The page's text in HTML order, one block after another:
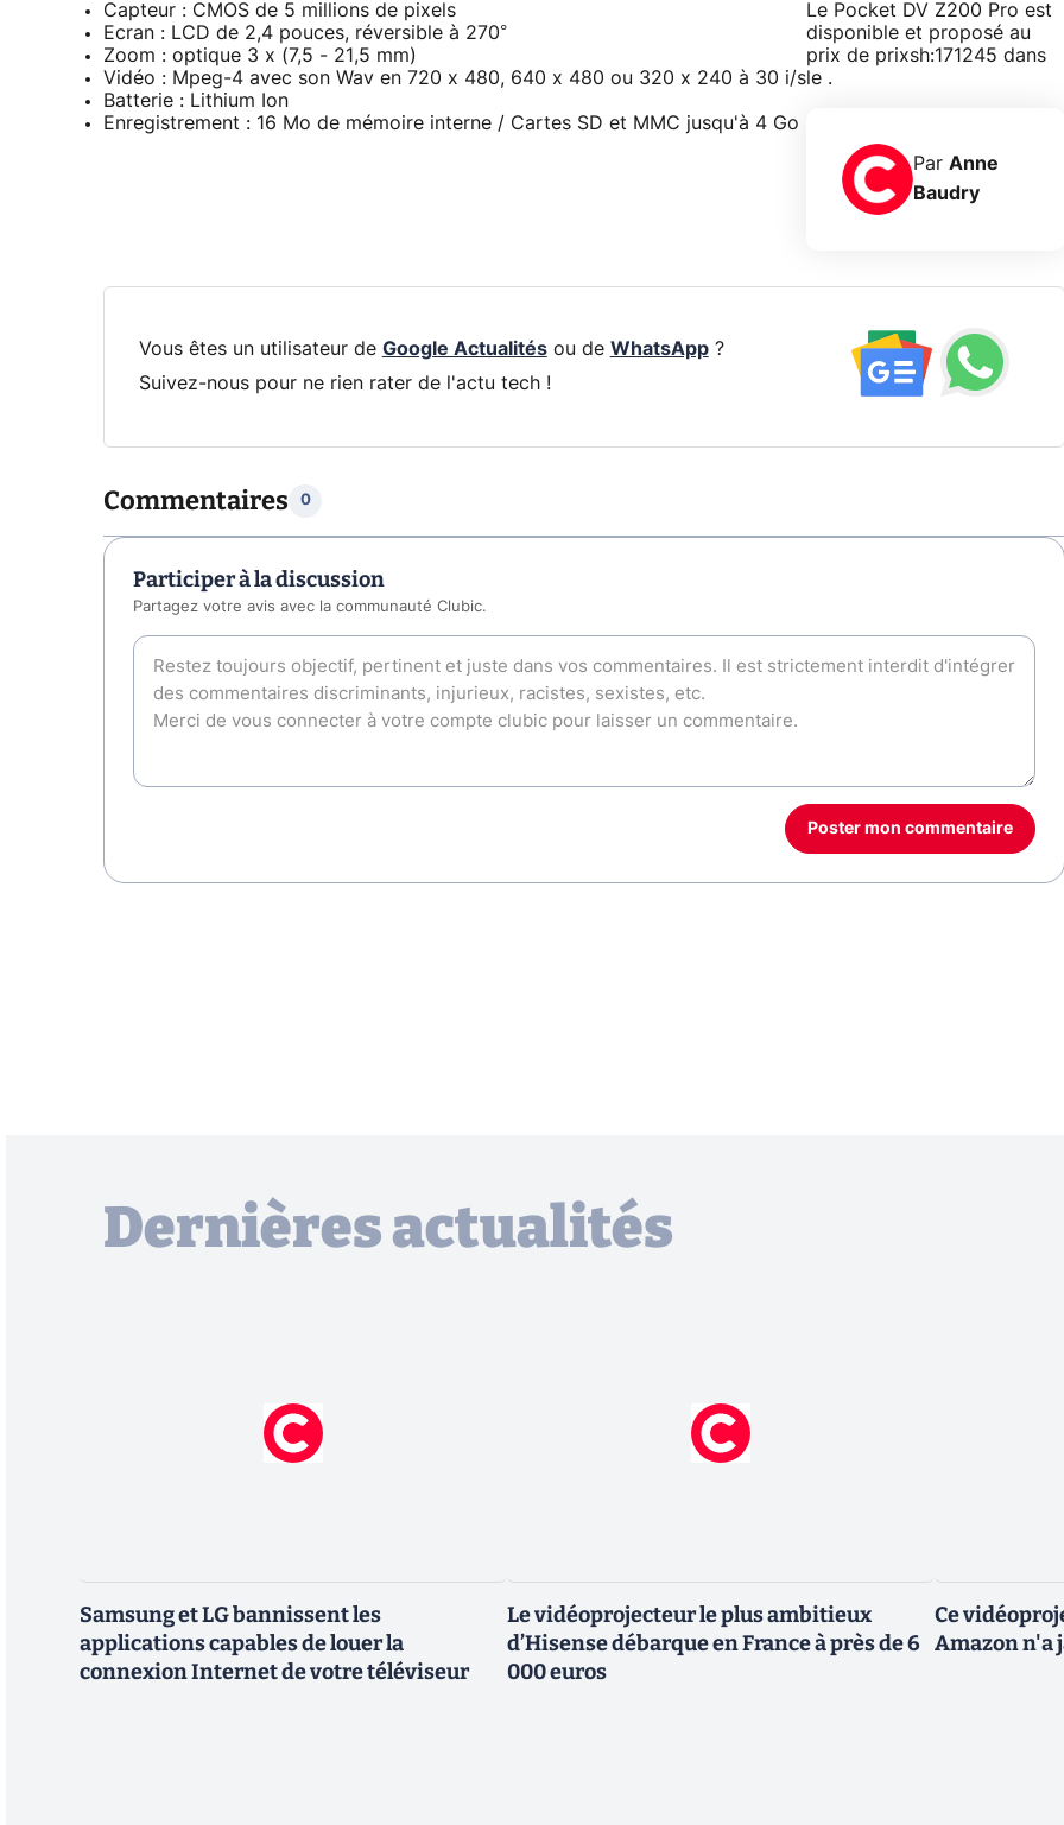
Capteur : CMOS de 5 millions de pixels
Ecran : LCD de 2,4 pouces, réversible à 270°
Zoom : optique 3 x (7,5 - 21,5 mm)
Vidéo : Mpeg-4 avec son Wav en 720 x 480, 640 x 480 ou 320 x 240 à 30 i/s
Batterie : Lithium Ion
Enregistrement : 16 Mo de mémoire interne / Cartes SD et MMC jusqu'à 4 Go
Le Pocket DV Z200 Pro est
disponible et proposé au
prix de prixsh:171245 dans
le .
Par Anne
Baudry
Vous êtes un utilisateur de Google Actualitésou de WhatsApp?
Suivez-nous pour ne rien rater de l'actu tech !
Commentaires 0
Participer à la discussion
Partagez votre avis avec la communauté Clubic.
Poster mon commentaire
Dernières actualités
Samsung et LG bannissent les
applications capables de louer la
connexion Internet de votre téléviseur
Le vidéoprojecteur le plus ambitieux
d’Hisense débarque en France à près de 6
000 euros
Ce
Amazon n'a